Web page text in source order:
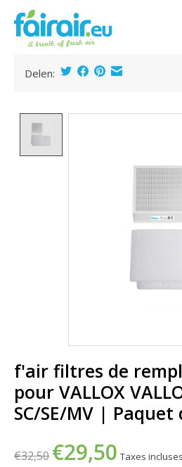
Delen:
f'air filtres de
pour VALLOX
SC/SE/MV |
€32,50 €29,50 Taxes incluses